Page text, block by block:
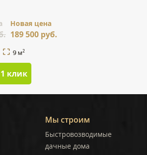
Новая цена
189 500 руб.
9 м2
клик
Мы строим
Быстровозводимые
дачные дома